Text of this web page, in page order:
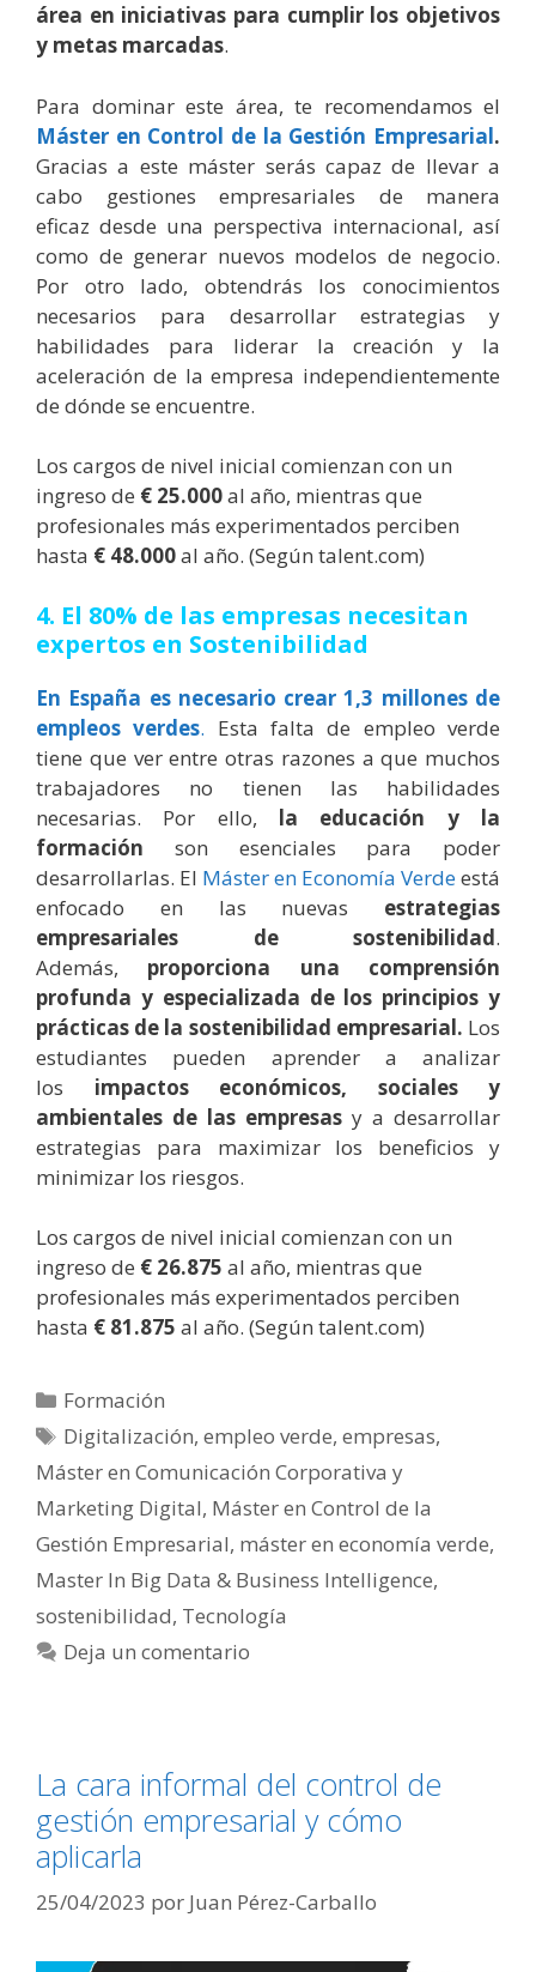
área en iniciativas para cumplir los objetivos
y metas marcadas.
Para dominar este área, te recomendamos el
Máster en Control de la Gestión Empresarial.
Gracias a este máster serás capaz de llevar a
cabo gestiones empresariales de manera
eficaz desde una perspectiva internacional, así
como de generar nuevos modelos de negocio.
Por otro lado, obtendrás los conocimientos
necesarios para desarrollar estrategias y
habilidades para liderar la creación y la
aceleración de la empresa independientemente
de dónde se encuentre.
Los cargos de nivel inicial comienzan con un
ingreso de € 25.000al año, mientras que
profesionales más experimentados perciben
hasta € 48.000al año. (Según talent.com)
4. El 80% de las empresas necesitan
expertos en Sostenibilidad
En España es necesario crear 1,3 millones de
empleos verdes. Esta falta de empleo verde
tiene que ver entre otras razones a que muchos
trabajadores no tienen las habilidades
necesarias. Por ello, la educación y la
formación son esenciales para poder
desarrollarlas. El Máster en Economía Verdeestá
enfocado en las nuevas estrategias
empresariales de sostenibilidad.
Además, proporciona una comprensión
profunda y especializada de los principios y
prácticas de la sostenibilidad empresarial. Los
estudiantes pueden aprender a analizar
los impactos económicos, sociales y
ambientales de las empresas y a desarrollar
estrategias para maximizar los beneficios y
minimizar los riesgos.
Los cargos de nivel inicial comienzan con un
ingreso de € 26.875 al año, mientras que
profesionales más experimentados perciben
hasta € 81.875 al año. (Según talent.com)
Categorías
Formación
Etiquetas
Digitalización,empleo verde,empresas,
Máster en Comunicación Corporativa y
Marketing Digital, Máster en Control de la
Gestión Empresarial, máster en economía verde,
Master In Big Data & Business Intelligence,
sostenibilidad, Tecnología
Deja un comentario
La cara informal del control de
gestión empresarial y cómo
aplicarla
25/04/2023 por Juan Pérez-Carballo